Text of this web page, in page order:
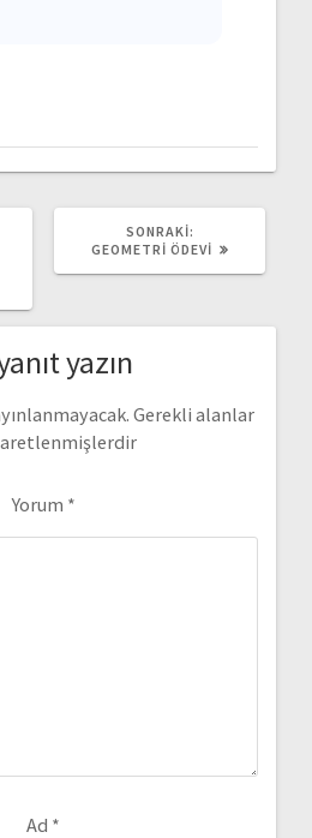
SONRAKI:
GEOMETRI ÖDEVI
yazın
Gerekli alanlar
Yorum *
Ad *